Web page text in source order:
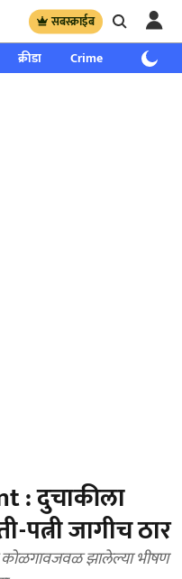
सबस्क्राईब
क्रीडा Crime साप्ताहिक
: दुचाकीला
पत्नी जागीच ठार
कोळगावजवळ झालेल्या भीषण